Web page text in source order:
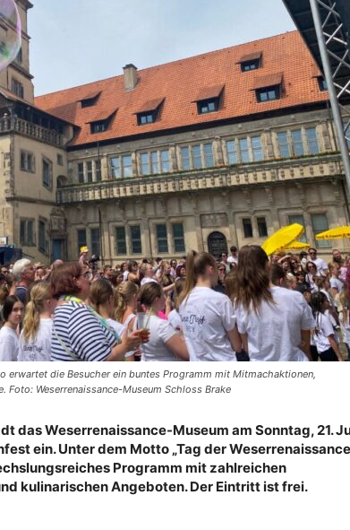
erwartet die Besucher ein buntes Programm mit Mitmachaktionen,
Foto: Weserrenaissance-Museum Schloss Brake
das Weserrenaissance-Museum am Sonntag, 21.
ein. Unter dem Motto „Tag der
Programm mit zahlreichen
kulinarischen Angeboten. Der Eintritt ist frei.